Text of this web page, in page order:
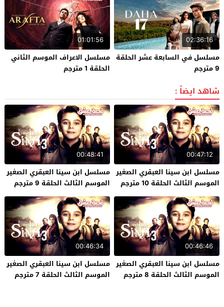
02:36:16
مسلسل في السابعة عشر الحلقة
9 مترجم
01:01:56
مسلسل الاعراف الموسم الثاني
الحلقة 1 مترجم
شاهد ايضاً :
00:47:12
مسلسل ابن سينا العبقري الصغير
الموسم الثالث الحلقة 10 مترجم
00:48:41
مسلسل ابن سينا العبقري الصغير
الموسم الثالث الحلقة 9 مترجم
00:46:46
مسلسل ابن سينا العبقري الصغير
الموسم الثالث الحلقة 8 مترجم
00:46:34
مسلسل ابن سينا العبقري الصغير
الموسم الثالث الحلقة 7 مترجم